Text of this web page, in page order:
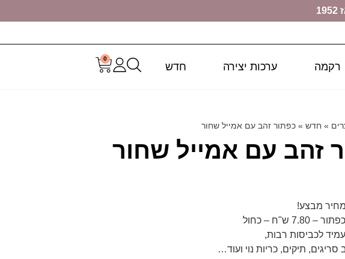
רקמה ערכות יצירה חדש
0
» חדש » כפתור זהב עם אמייל שחור
זהב עם אמייל שחור
מבצע!
לכביסות רבות,
תיקים, כריות נוי ועוד…